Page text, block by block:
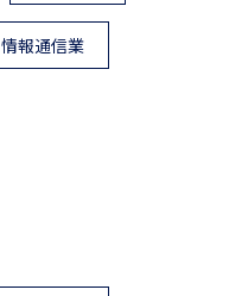
情報通信業